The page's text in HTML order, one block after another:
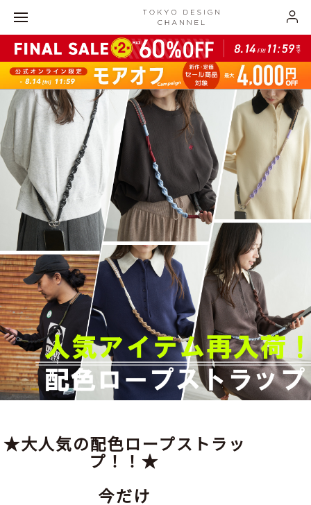
★大人気の配色ロープストラッ
プ！！★
今だけ